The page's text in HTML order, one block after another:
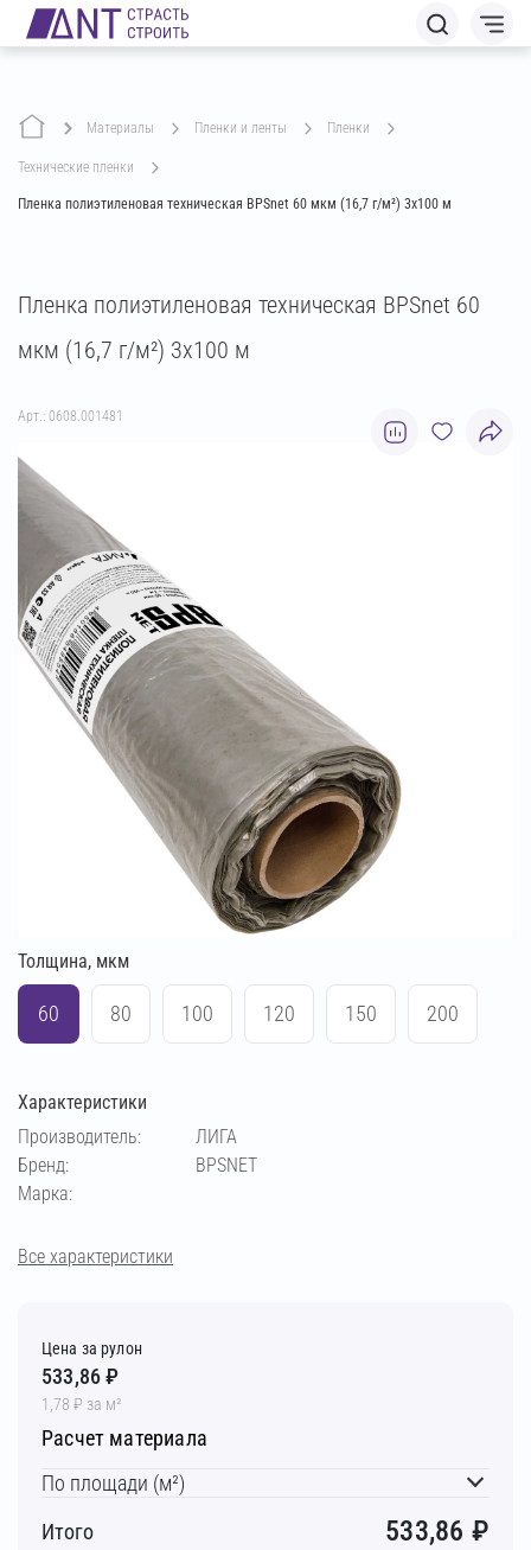
Материалы пленки и ленты пленки
технические пленки
Пленка полиэтиленовая техническая BPSnet 60 мкм (16,7 г/м²) 3х100 м
Пленка полиэтиленовая техническая BPSnet 60
мкм (16,7 г/м²) 3х100 м
Арт.: 0608.001481
Толщина, мкм
60 80 100 120 150 200
Характеристики
Производитель:
ЛИГА
Бренд:
BPSNET
Марка:
Все характеристики
Цена за рулон
533,86 ₽
1,78 ₽ за м²
Расчет материала
По площади (м²)
Итого
533,86 ₽